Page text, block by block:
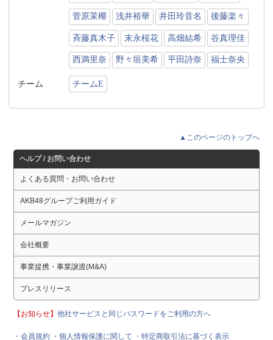
菅原茉椰 浅井裕華 井田玲音名 後藤楽々
斉藤真木子 末永桜花 高畑結希 谷真理佳
西満里奈 野々垣美希 平田詩奈 福士奈央
チーム チームE
▲このページのトップへ
ヘルプ / お問い合わせ
よくある質問・お問い合わせ
AKB48グループご利用ガイド
メールマガジン
会社概要
事業提携・事業譲渡(M&A)
プレスリリース
【お知らせ】他社サービスと同じパスワードをご利用の方へ
・会員規約 ・個人情報保護に関して ・特定商取引法に基づく表示